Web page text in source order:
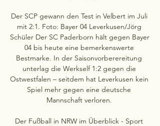
Der SCP gewann den Test in Velbert im Juli
mit 2:1. Foto: Bayer 04 Leverkusen/Jörg
Schüler Der SC Paderborn hält gegen Bayer
04 bis heute eine bemerkenswerte
Bestmarke. In der Saisonvorberereitung
unterlag die Werkself 1:2 gegen die
Ostwestfalen – seitdem hat Leverkusen kein
Spiel mehr gegen eine deutsche
Mannschaft verloren.
Der Fußball in NRW im Überblick - Sport